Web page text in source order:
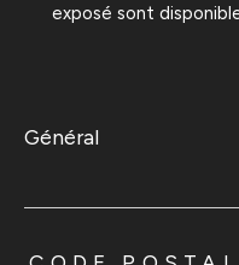
exposé sont
général